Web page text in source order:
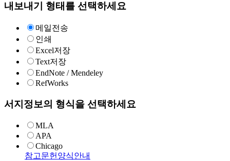
내보내기 형태를 선택하세요
메일전송
인쇄
Excel저장
Text저장
EndNote / Mendeley
RefWorks
서지정보의 형식을 선택하세요
MLA
APA
Chicago
참고문헌양식안내